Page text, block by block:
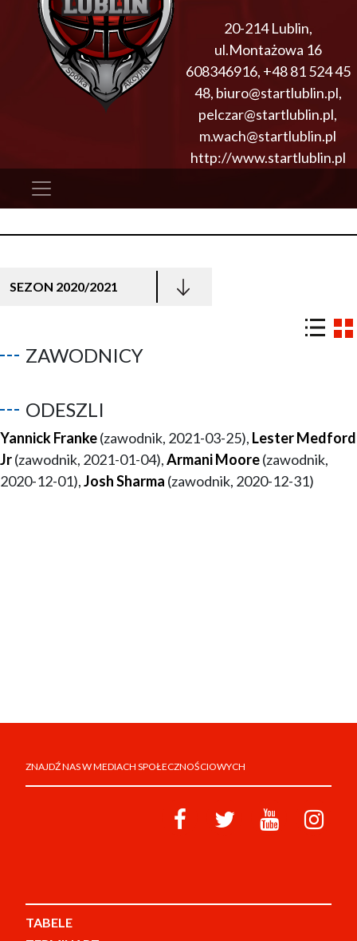
20-214 Lublin,
ul.Montażowa 16
608346916, +48 81 524 45
48, biuro@startlublin.pl,
pelczar@startlublin.pl,
m.wach@startlublin.pl
http://www.startlublin.pl
SEZON 2020/2021
ZAWODNICY
ODESZLI
Yannick Franke(zawodnik, 2021-03-25), Lester Medford
Jr(zawodnik, 2021-01-04),Armani Moore(zawodnik,
2020-12-01),Josh Sharma (zawodnik, 2020-12-31)
ZNAJDŹ NAS W MEDIACH SPOŁECZNOŚCIOWYCH
TABELE